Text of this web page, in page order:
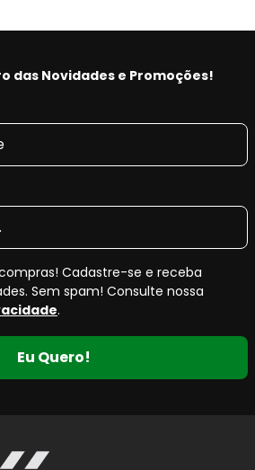
das Novidades e Promoções!
Cadastre-se e receba
Sem spam! Consulte nossa
.
Eu Quero!